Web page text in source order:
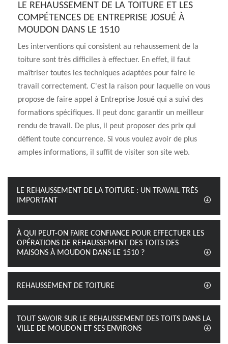
LE REHAUSSEMENT DE LA TOITURE ET LES
COMPÉTENCES DE ENTREPRISE JOSUÉ À
MOUDON DANS LE 1510
Les interventions qui consistent au rehaussement de la
toiture sont très difficiles à effectuer. En effet, il faut
maîtriser toutes les techniques adaptées pour faire le
travail correctement. C'est la raison pour laquelle on vous
propose de faire appel à Entreprise Josué qui a suivi des
formations spécifiques. Il peut donc garantir un meilleur
rendu de travail. De plus, il peut proposer des prix qui
défient toute concurrence. Si vous voulez avoir de plus
amples informations, il suffit de visiter son site web.
LE REHAUSSEMENT DE LA TOITURE : UN TRAVAIL TRÈS
IMPORTANT
À QUI PEUT-ON FAIRE CONFIANCE POUR EFFECTUER LES
OPÉRATIONS DE REHAUSSEMENT DES TOITS DES
MAISONS À MOUDON DANS LE 1510 ?
REHAUSSEMENT DE TOITURE
TOUT SAVOIR SUR LE REHAUSSEMENT DES TOITS DANS LA
VILLE DE MOUDON ET SES ENVIRONS